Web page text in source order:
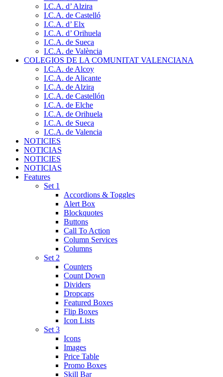
I.C.A. d’ Alzira
I.C.A. de Castelló
I.C.A. d’ Elx
I.C.A. d’ Orihuela
I.C.A. de Sueca
I.C.A. de València
COLEGIOS DE LA COMUNITAT VALENCIANA
I.C.A. de Alcoy
I.C.A. de Alicante
I.C.A. de Alzira
I.C.A. de Castellón
I.C.A. de Elche
I.C.A. de Orihuela
I.C.A. de Sueca
I.C.A. de Valencia
NOTICIES
NOTICIAS
NOTICIES
NOTICIAS
Features
Set 1
Accordions & Toggles
Alert Box
Blockquotes
Buttons
Call To Action
Column Services
Columns
Set 2
Counters
Count Down
Dividers
Dropcaps
Featured Boxes
Flip Boxes
Icon Lists
Set 3
Icons
Images
Price Table
Promo Boxes
Skill Bar